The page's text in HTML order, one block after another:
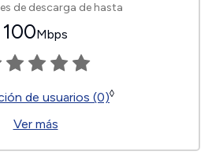
de descarga de hasta
100Mbps
de usuarios (0)◊
Ver más